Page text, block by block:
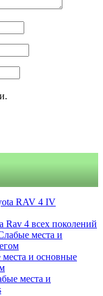
Rav 4 всех поколений
места и
и основные
места и